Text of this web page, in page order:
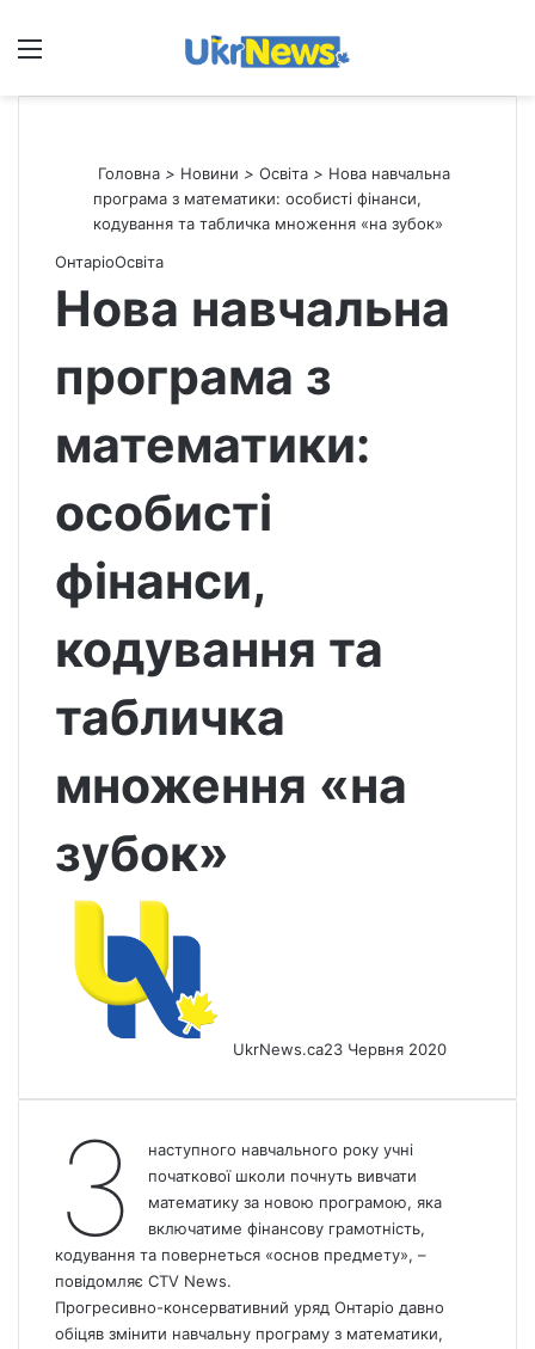
Меню
Головна > Новини > Освіта > Нова навчальна
програма з математики: особисті фінанси,
кодування та табличка множення «на зубок»
ОнтаріоОсвіта
Нова навчальна
програма з
математики:
особисті
фінанси,
кодування та
табличка
множення «на
зубок»
UkrNews.ca23 Червня 2020
З
наступного навчального року учні
початкової школи почнуть вивчати
математику за новою програмою, яка
включатиме фінансову грамотність,
кодування та повернеться «основ предмету», –
повідомляє СTV News.
Прогресивно-консервативний уряд Онтаріо давно
обіцяв змінити навчальну програму з математики,